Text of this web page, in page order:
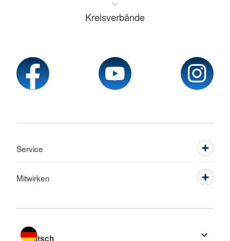
Kreisverbände
Service
Mitwirken
Sprache wechseln zu